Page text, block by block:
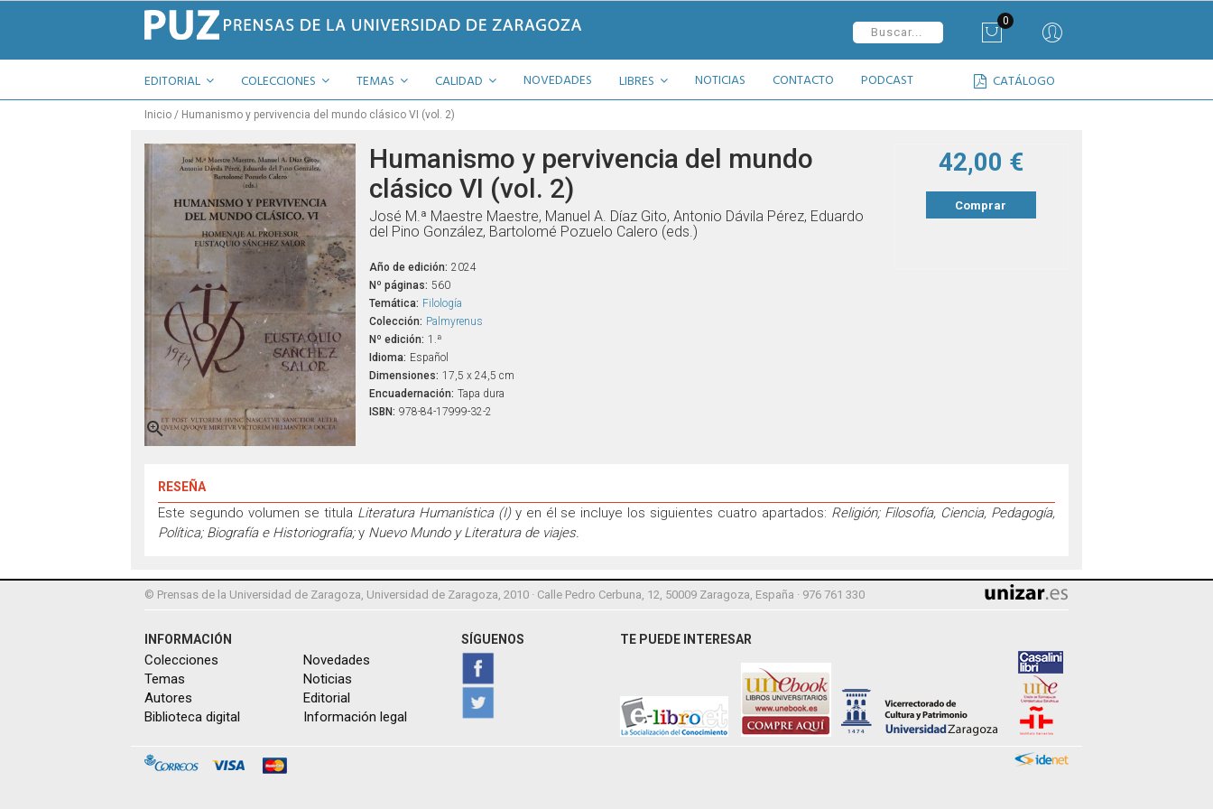
0
EDITORIAL COLECCIONES TEMAS CATÁLOGO
CALIDAD NOVEDADES LIBRES NOTICIAS CONTACTO PODCAST
Inicio Humanismo y pervivencia del mundo clásico VI (vol. 2)

Humanismo y pervivencia del mundo
clásico VI (vol. 2)
José M.ª Maestre Maestre, Manuel A. Díaz Gito, Antonio Dávila Pérez, Eduardo
del Pino González, Bartolomé Pozuelo Calero (eds.)
Año de edición: 2024
Nº páginas: 560
Temática: Filología
Colección: Palmyrenus
Nº edición: 1.ª
Idioma: Español
Dimensiones: 17,5 x 24,5 cm
Encuadernación: Tapa dura
ISBN: 978-84-17999-32-2
42,00 €
Comprar
RESEÑA
Este segundo volumen se titula Literatura Humanística (I)y en él se incluye los siguientes cuatro apartados: Religión; Filosofía, Ciencia, Pedagogía,
Política; Biografía e Historiografía;y Nuevo Mundo y Literatura de viajes.
© Prensas de la Universidad de Zaragoza, Universidad de Zaragoza, 2010 · Calle Pedro Cerbuna, 12, 50009 Zaragoza, España · 976 761 330
INFORMACIÓN
Colecciones
Temas
Autores
Biblioteca digital
Novedades
Noticias
Editorial
Información legal
SÍGUENOS TE PUEDE INTERESAR